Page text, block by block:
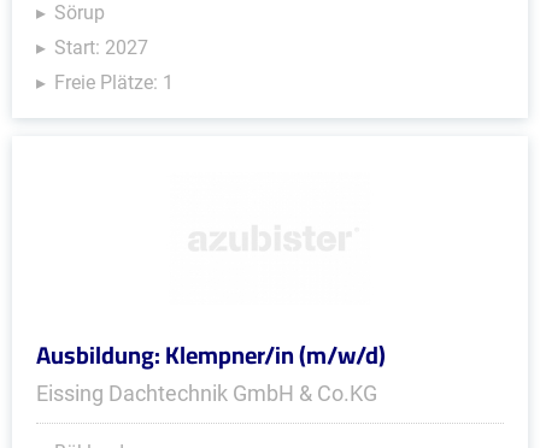
Sörup
Start: 2027
Freie Plätze: 1
Ausbildung: Klempner/in (m/w/d)
Eissing Dachtechnik GmbH & Co.KG